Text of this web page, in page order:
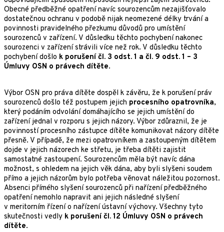
Obecné předběžné opatření navíc sourozencům nezajišťovalo
dostatečnou ochranu v podobě nijak neomezené délky trvání a
povinnosti pravidelného přezkumu důvodů pro umístění
sourozenců v zařízení. V důsledku těchto pochybení nakonec
sourozenci v zařízení strávili více než rok. V důsledku těchto
pochybení došlo k porušení čl. 3 odst. 1 a čl. 9 odst. 1 – 3
Úmluvy OSN o právech dítěte.
Výbor OSN pro práva dítěte dospěl k závěru, že k porušení práv
sourozenců došlo též postupem jejich procesního opatrovníka,
který podáním odvolání domáhajícího se jejich umístění do
zařízení jednal v rozporu s jejich názory. Výbor zdůraznil, že je
povinností procesního zástupce dítěte komunikovat názory dítěte
přesně. V případě, že mezi opatrovníkem a zastoupeným dítětem
dojde v jejich názorech ke střetu, je třeba dítěti zajistit
samostatné zastoupení. Sourozencům měla být navíc dána
možnost, s ohledem na jejich věk dána, aby byli slyšeni soudem
přímo a jejich názorům bylo potřeba věnovat náležitou pozornost.
Absenci přímého slyšení sourozenců při nařízení předběžného
opatření nemohlo napravit ani jejich následné slyšení
v meritorním řízení o nařízení ústavní výchovy. Všechny tyto
skutečnosti vedly k porušení čl. 12 Úmluvy OSN o právech
dítěte.